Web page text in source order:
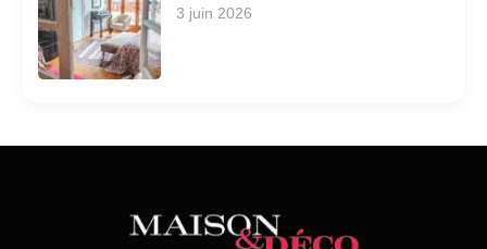
3 juin 2026